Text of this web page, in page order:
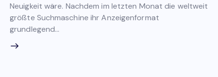
Neuigkeit wäre. Nachdem im letzten Monat die weltweit
größte Suchmaschine ihr Anzeigenformat
grundlegend…